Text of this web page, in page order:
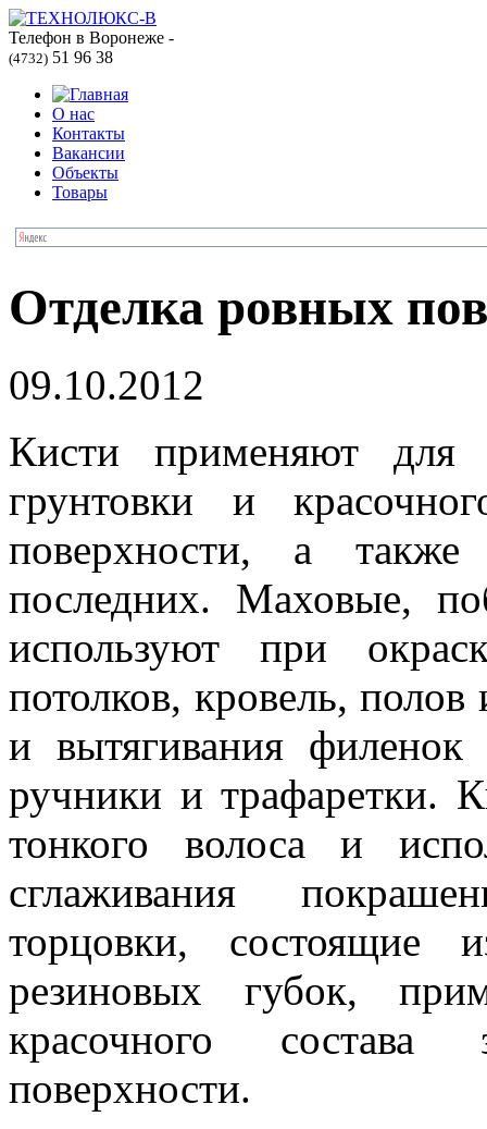
Телефон в Воронеже -
(4732) 51 96 38
О нас
Контакты
Вакансии
Объекты
Товары
Отделка ровных
09.10.2012
Кисти применяют для
грунтовки и
поверхности, а
последних. Маховые,
используют при
потолков, кровель,
и вытягивания
ручники и трафаретки.
тонкого волоса и
сглаживания
торцовки,
резиновых губок,
красочного состава
поверхности.